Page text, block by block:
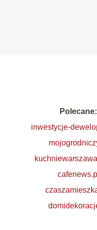
Polecane:
inwestycje-
cafenews.pl